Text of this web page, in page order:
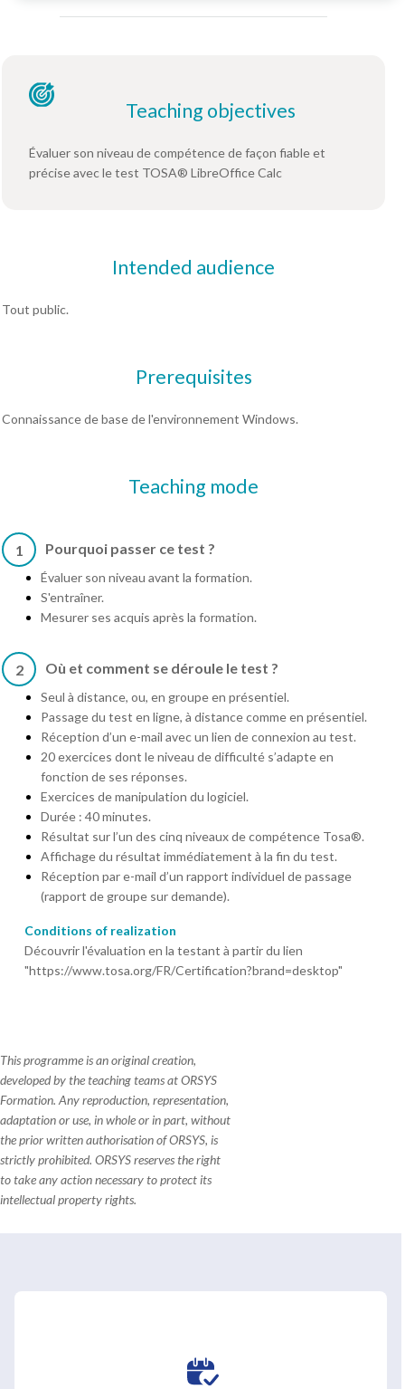
Teaching objectives
Évaluer son niveau de compétence de façon fiable et
précise avec le test TOSA® LibreOffice Calc
Intended audience
Tout public.
Prerequisites
Connaissance de base de l'environnement Windows.
Teaching mode
1 Pourquoi passer ce test ?
Évaluer son niveau avant la formation.
S'entraîner.
Mesurer ses acquis après la formation.
2 Où et comment se déroule le test ?
Seul à distance, ou, en groupe en présentiel.
Passage du test en ligne, à distance comme en présentiel.
Réception d’un e-mail avec un lien de connexion au test.
20 exercices dont le niveau de difficulté s’adapte en
fonction de ses réponses.
Exercices de manipulation du logiciel.
Durée : 40 minutes.
Résultat sur l’un des cinq niveaux de compétence Tosa®.
Affichage du résultat immédiatement à la fin du test.
Réception par e-mail d’un rapport individuel de passage
(rapport de groupe sur demande).
Conditions of realization
Découvrir l'évaluation en la testant à partir du lien
"https://www.tosa.org/FR/Certification?brand=desktop"
This programme is an original creation,
developed by the teaching teams at ORSYS
Formation. Any reproduction, representation,
adaptation or use, in whole or in part, without
the prior written authorisation of ORSYS, is
strictly prohibited. ORSYS reserves the right
to take any action necessary to protect its
intellectual property rights.